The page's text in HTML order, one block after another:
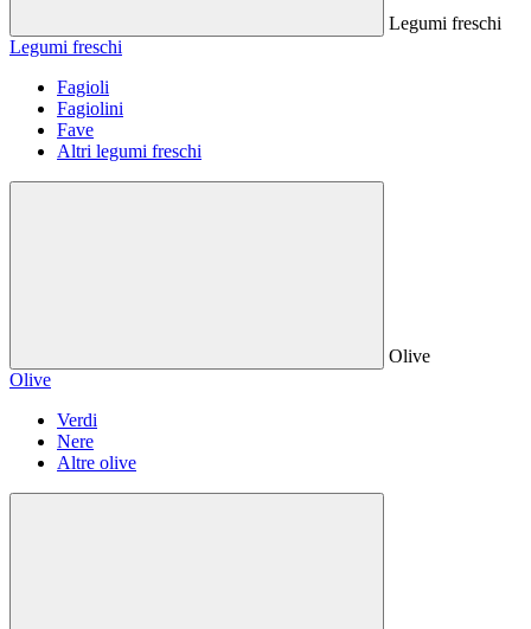
Legumi freschi
Legumi freschi
Fagioli
Fagiolini
Fave
Altri legumi freschi
Olive
Olive
Verdi
Nere
Altre olive